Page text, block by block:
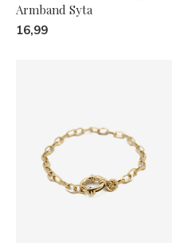
Armband Syta
16,99